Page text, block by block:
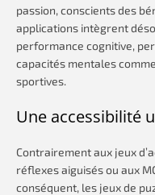
passion, conscients des
applications intègrent
performance cognitive,
capacités mentales
sportives.
Une accessibilité
Contrairement aux jeux
réflexes aiguisés ou aux
conséquent, les jeux de